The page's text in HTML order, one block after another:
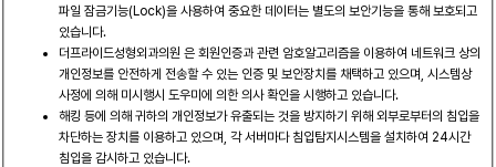
파일 잠금기능(Lock)을 사용하여 중요한 데이터는 별도의 보안기능을 통해 보호되고
있습니다.
더프라이드성형외과의원 은 회원인증과 관련 암호알고리즘을 이용하여 네트워크 상의
개인정보를 안전하게 전송할 수 있는 인증 및 보안장치를 채택하고 있으며, 시스템상
사정에 의해 미시행시 도우미에 의한 의사 확인을 시행하고 있습니다.
해킹 등에 의해 귀하의 개인정보가 유출되는 것을 방지하기 위해 외부로부터의 침입을
차단하는 장치를 이용하고 있으며, 각 서버마다 침입탐지시스템을 설치하여 24시간
침입을 감시하고 있습니다.